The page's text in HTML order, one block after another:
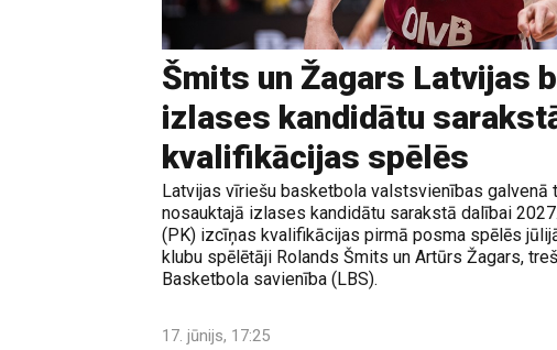
Šmits un Žagars Latvijas
izlases kandidātu
kvalifikācijas spēlēs
Latvijas vīriešu basketbola valstsvienības galvenā
nosauktajā izlases kandidātu sarakstā dalībai
(PK) izcīņas kvalifikācijas pirmā posma spēlēs
klubu spēlētāji Rolands Šmits un Artūrs Žagars,
Basketbola savienība (LBS).
17. jūnijs, 17:25